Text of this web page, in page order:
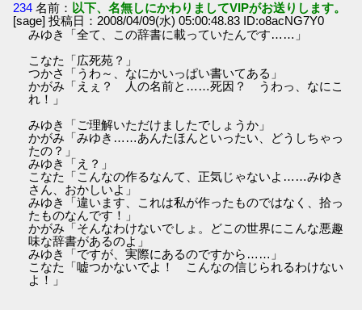
234 名前： 以下、名無しにかわりましてVIPがお送りします。
[sage] 投稿日：2008/04/09(水) 05:00:48.83 ID:o8acNG7Y0
みゆき「全て、この辞書に載っていたんです……」
こなた「広死苑？」
つかさ「うわ～、なにかいっぱい書いてある」
かがみ「えぇ？ 人の名前と……死因？ うわっ、なにこ
れ！」
みゆき「ご理解いただけましたでしょうか」
かがみ「みゆき……あんたほんといったい、どうしちゃっ
たの？」
みゆき「え？」
こなた「こんなの作るなんて、正気じゃないよ……みゆき
さん、おかしいよ」
みゆき「違います、これは私が作ったものではなく、拾っ
たものなんです！」
かがみ「そんなわけないでしょ。どこの世界にこんな悪趣
味な辞書があるのよ」
みゆき「ですが、実際にあるのですから……」
こなた「嘘つかないでよ！ こんなの信じられるわけない
よ！」